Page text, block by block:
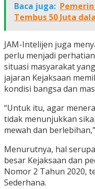
Baca juga:
Tembus 50 Juta
JAM-Intelijen juga
perlu menjadi
situasi masyarakat
jajaran Kejaksaan
kondisi bangsa dan
“Untuk itu, agar
tidak menunjukkan
mewah dan
Menurutnya, hal
besar Kejaksaan dan
Nomor 2 Tahun 2020,
Sederhana.